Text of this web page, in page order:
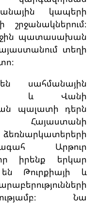
կապերի
պատասախան
տեղի
սահմանային
և Վանի
պալատի դերն
Հայաստանի
Արթուր
իրենք երկար
Թուրքիայի և
Նա